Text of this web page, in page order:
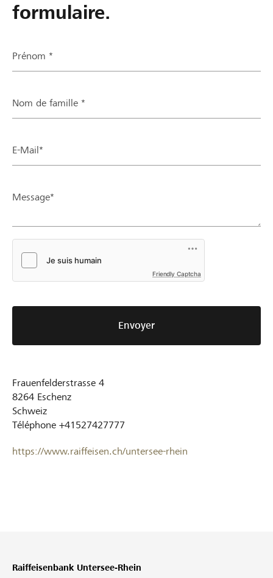
formulaire.
Prénom *
Nom de famille *
E-Mail*
Message*
Friendly Captcha
Envoyer
Frauenfelderstrasse 4
8264 Eschenz
Schweiz
Téléphone +41527427777
https://www.raiffeisen.ch/untersee-rhein
Raiffeisenbank Untersee-Rhein